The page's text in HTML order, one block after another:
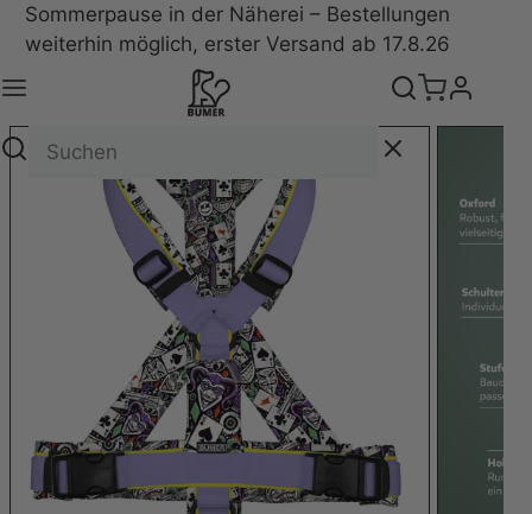
Sommerpause in der Näherei – Bestellungen
weiterhin möglich, erster Versand ab 17.8.26